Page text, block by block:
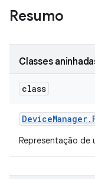
Resumo
Classes
class
DeviceManager.
Representação